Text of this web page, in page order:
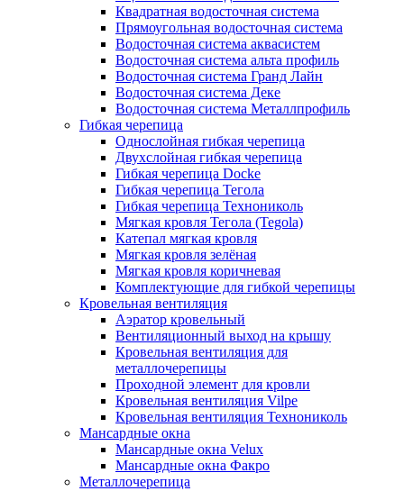
Квадратная водосточная система
Прямоугольная водосточная система
Водосточная система аквасистем
Водосточная система альта профиль
Водосточная система Гранд Лайн
Водосточная система Деке
Водосточная система Металлпрофиль
Гибкая черепица
Однослойная гибкая черепица
Двухслойная гибкая черепица
Гибкая черепица Docke
Гибкая черепица Тегола
Гибкая черепица Технониколь
Мягкая кровля Тегола (Tegola)
Катепал мягкая кровля
Мягкая кровля зелёная
Мягкая кровля коричневая
Комплектующие для гибкой черепицы
Кровельная вентиляция
Аэратор кровельный
Вентиляционный выход на крышу
Кровельная вентиляция для
металлочерепицы
Проходной элемент для кровли
Кровельная вентиляция Vilpe
Кровельная вентиляция Технониколь
Мансардные окна
Мансардные окна Velux
Мансардные окна Факро
Металлочерепица